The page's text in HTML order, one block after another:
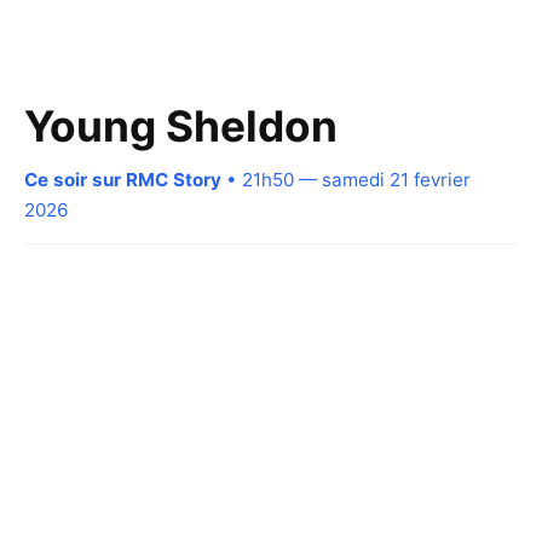
Young Sheldon
Ce soir sur RMC Story • 21h50 — samedi 21 fevrier
2026